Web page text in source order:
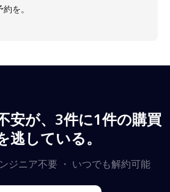
を。
安が、3件に1件の購買
逃している。
ジニア不要 ・ いつでも解約可能